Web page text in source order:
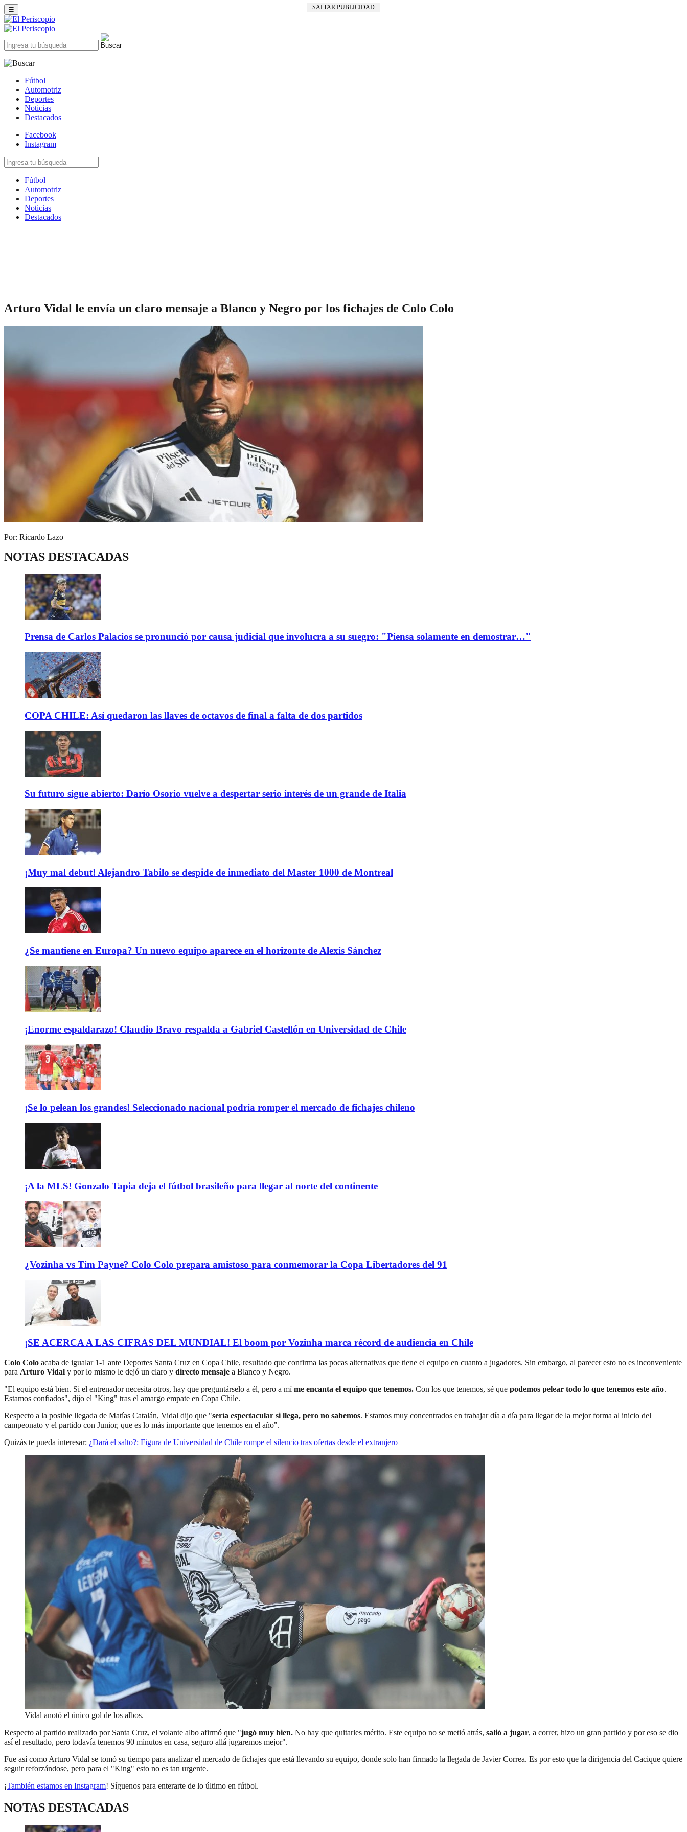
SALTAR PUBLICIDAD
☰
Fútbol
Automotriz
Deportes
Noticias
Destacados
Facebook
Instagram
Fútbol
Automotriz
Deportes
Noticias
Destacados
Arturo Vidal le envía un claro mensaje a Blanco y Negro por los fichajes de Colo Colo
Por: Ricardo Lazo
NOTAS DESTACADAS
Prensa de Carlos Palacios se pronunció por causa judicial que involucra a su suegro: "Piensa solamente en demostrar…"
COPA CHILE: Así quedaron las llaves de octavos de final a falta de dos partidos
Su futuro sigue abierto: Darío Osorio vuelve a despertar serio interés de un grande de Italia
¡Muy mal debut! Alejandro Tabilo se despide de inmediato del Master 1000 de Montreal
¿Se mantiene en Europa? Un nuevo equipo aparece en el horizonte de Alexis Sánchez
¡Enorme espaldarazo! Claudio Bravo respalda a Gabriel Castellón en Universidad de Chile
¡Se lo pelean los grandes! Seleccionado nacional podría romper el mercado de fichajes chileno
¡A la MLS! Gonzalo Tapia deja el fútbol brasileño para llegar al norte del continente
¿Vozinha vs Tim Payne? Colo Colo prepara amistoso para conmemorar la Copa Libertadores del 91
¡SE ACERCA A LAS CIFRAS DEL MUNDIAL! El boom por Vozinha marca récord de audiencia en Chile
Colo Colo acaba de igualar 1-1 ante Deportes Santa Cruz en Copa Chile, resultado que confirma las pocas alternativas que tiene el equipo en cuanto a jugadores. Sin embargo, al parecer esto no es inconveniente
para Arturo Vidal y por lo mismo le dejó un claro y directo mensaje a Blanco y Negro.
"El equipo está bien. Si el entrenador necesita otros, hay que preguntárselo a él, pero a míme encanta el equipo que tenemos. Con los que tenemos, sé que podemos pelear todo lo que tenemos este año.
Estamos confiados", dijo el "King" tras el amargo empate en Copa Chile.
Respecto a la posible llegada de Matías Catalán, Vidal dijo que "sería espectacular si llega, pero no sabemos. Estamos muy concentrados en trabajar día a día para llegar de la mejor forma al inicio del
campeonato y el partido con Junior, que es lo más importante que tenemos en el año".
Quizás te pueda interesar: ¿Dará el salto?: Figura de Universidad de Chile rompe el silencio tras ofertas desde el extranjero
Vidal anotó el único gol de los albos.
Respecto al partido realizado por Santa Cruz, el volante albo afirmó que "jugó muy bien. No hay que quitarles mérito. Este equipo no se metió atrás, salió a jugar, a correr, hizo un gran partido y por eso se dio
así el resultado, pero todavía tenemos 90 minutos en casa, seguro allá jugaremos mejor".
Fue así como Arturo Vidal se tomó su tiempo para analizar el mercado de fichajes que está llevando su equipo, donde solo han firmado la llegada de Javier Correa. Es por esto que la dirigencia del Cacique quiere
seguir reforzándose, pero para el "King" esto no es tan urgente.
¡También estamos en Instagram! Síguenos para enterarte de lo último en fútbol.
NOTAS DESTACADAS